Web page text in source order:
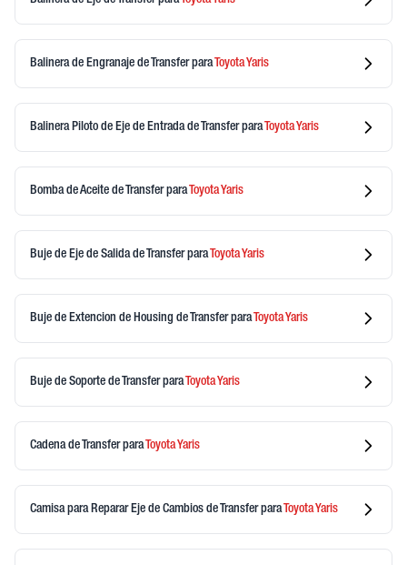
Balinera de Engranaje de TransferparaToyotaYaris
Balinera Piloto de Eje de Entrada de TransferparaToyotaYaris
Bomba de Aceite de TransferparaToyotaYaris
Buje de Eje de Salida de TransferparaToyotaYaris
Buje de Extencion de Housing de TransferparaToyotaYaris
Buje de Soporte de TransferparaToyotaYaris
Cadena de TransferparaToyotaYaris
Camisa para Reparar Eje de Cambios de TransferparaToyotaYaris